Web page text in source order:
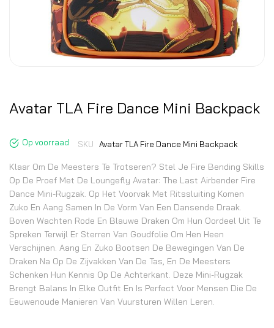
Avatar TLA Fire Dance Mini Backpack
Op voorraad SKU Avatar TLA Fire Dance Mini Backpack
Klaar Om De Meesters Te Trotseren? Stel Je Fire Bending Skills
Op De Proef Met De Loungefly Avatar: The Last Airbender Fire
Dance Mini-Rugzak. Op Het Voorvak Met Ritssluiting Komen
Zuko En Aang Samen In De Vorm Van Een Dansende Draak.
Boven Wachten Rode En Blauwe Draken Om Hun Oordeel Uit Te
Spreken Terwijl Er Sterren Van Goudfolie Om Hen Heen
Verschijnen. Aang En Zuko Bootsen De Bewegingen Van De
Draken Na Op De Zijvakken Van De Tas, En De Meesters
Schenken Hun Kennis Op De Achterkant. Deze Mini-Rugzak
Brengt Balans In Elke Outfit En Is Perfect Voor Mensen Die De
Eeuwenoude Manieren Van Vuursturen Willen Leren.